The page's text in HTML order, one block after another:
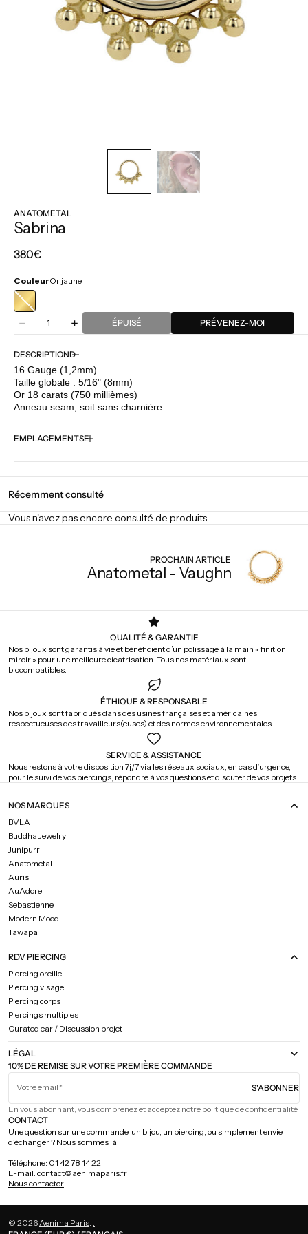
ANATOMETAL
Sabrina
Prix
380€
CouleurOr jaune
OR
JAUNE
Diminuer
quantité
pour
Anatometal
-
Sabrina
Quantité
Augmenter
quantité
pour
Anatometal
-
Sabrina
ÉPUISÉ PRÉVENEZ-MOI
DESCRIPTION
16 Gauge (1,2mm)
Taille globale : 5/16" (8mm)
Or 18 carats (750 millièmes)
Anneau seam, soit sans charnière
EMPLACEMENTS
Récemment consulté
Vous n'avez pas encore consulté de produits.
PROCHAIN ARTICLE
Anatometal - Vaughn
QUALITÉ & GARANTIE
Nos bijoux sont garantis à vie et bénéficient d’un polissage à la main « finition
miroir » pour une meilleure cicatrisation. Tous nos matériaux sont
biocompatibles.
ÉTHIQUE & RESPONSABLE
Nos bijoux sont fabriqués dans des usines françaises et américaines,
respectueuses des travailleurs(euses) et des normes environnementales.
SERVICE & ASSISTANCE
Nous restons à votre disposition 7j/7 via les réseaux sociaux, en cas d’urgence,
pour le suivi de vos piercings, répondre à vos questions et discuter de vos projets.
10% DE REMISE SUR VOTRE PREMIÈRE COMMANDE
Votre email S'ABONNER
En vous abonnant, vous comprenez et acceptez notre politique de confidentialité.
NOS MARQUES
BVLA
Buddha Jewelry
Junipurr
Anatometal
Auris
AuAdore
Sebastienne
Modern Mood
Tawapa
RDV PIERCING
Piercing oreille
Piercing visage
Piercing corps
Piercings multiples
Curated ear / Discussion projet
LÉGAL
CONTACT
Une question sur une commande, un bijou, un piercing, ou simplement envie
d'échanger ? Nous sommes là.
Téléphone: 01 42 78 14 22
E-mail: contact@aenimaparis.fr
Nous contacter
© 2026Aenima Paris. .